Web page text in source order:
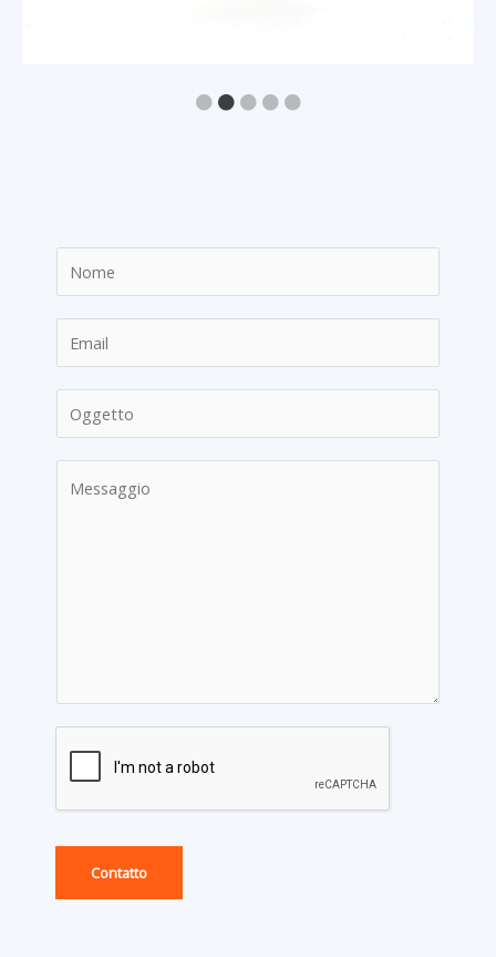
Contatto